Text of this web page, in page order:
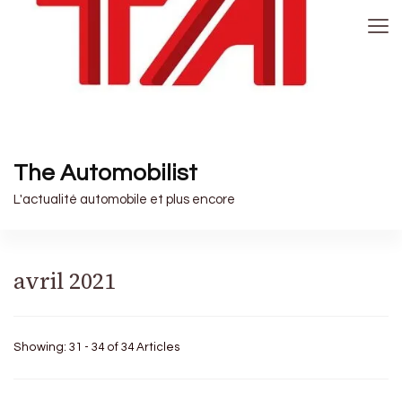
The Automobilist
L'actualité automobile et plus encore
avril 2021
Showing: 31 - 34 of 34 Articles